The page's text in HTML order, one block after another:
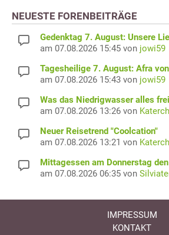
NEUESTE FORENBEITRÄGE
Gedenktag 7. August: Unsere
am 07.08.2026 15:45 von jowi59
Tagesheilige 7. August: Afra
am 07.08.2026 15:43 von jowi59
Was das Niedrigwasser alles
am 07.08.2026 13:26 von
Neuer Reisetrend "Coolcation"
am 07.08.2026 13:21 von
Mittagessen am Donnerstag
am 07.08.2026 06:35 von
IMPRESSUM
KONTAKT